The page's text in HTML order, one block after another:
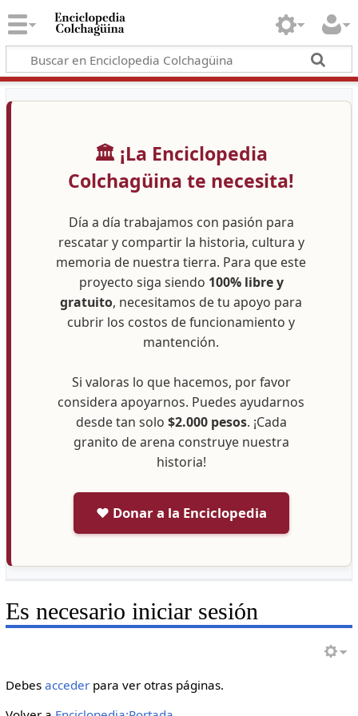
🏛️ ¡La Enciclopedia
Colchagüina te necesita!
Día a día trabajamos con pasión para
rescatar y compartir la historia, cultura y
memoria de nuestra tierra. Para que este
proyecto siga siendo 100% libre y
gratuito, necesitamos de tu apoyo para
cubrir los costos de funcionamiento y
mantención.
Si valoras lo que hacemos, por favor
considera apoyarnos. Puedes ayudarnos
desde tan solo $2.000 pesos. ¡Cada
granito de arena construye nuestra
historia!
❤️ Donar a la Enciclopedia
Es necesario iniciar sesión
Debes accederpara ver otras páginas.